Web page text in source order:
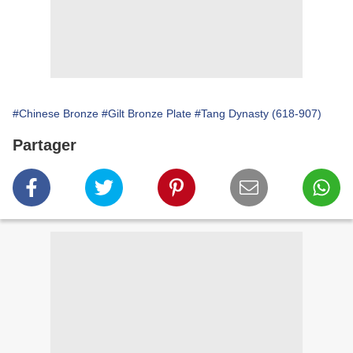
#Chinese Bronze #Gilt Bronze Plate #Tang Dynasty (618-907)
Partager